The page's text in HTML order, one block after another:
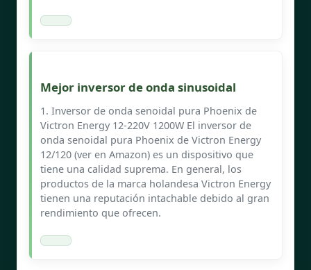
Mejor inversor de onda sinusoidal
1. Inversor de onda senoidal pura Phoenix de
Victron Energy 12-220V 1200W El inversor de
onda senoidal pura Phoenix de Victron Energy
12/120 (ver en Amazon) es un dispositivo que
tiene una calidad suprema. En general, los
productos de la marca holandesa Victron Energy
tienen una reputación intachable debido al gran
rendimiento que ofrecen.